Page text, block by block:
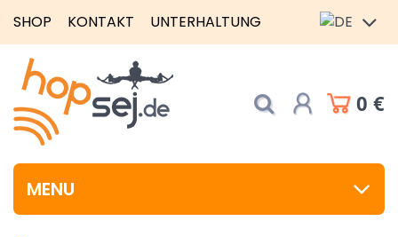
SHOP KONTAKT UNTERHALTUNG
0 €
MENU